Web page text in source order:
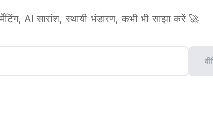
AI सारांश, स्थायी भंडारण, कभी भी साझा करें 🚀